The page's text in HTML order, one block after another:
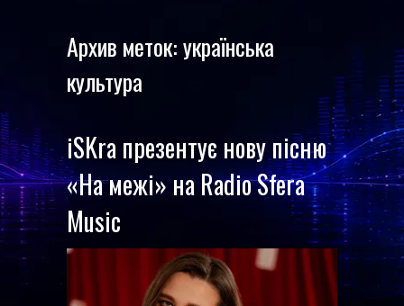
Архив меток:українська
культура
iSKra презентує нову пісню
«На межі» на Radio Sfera
Music